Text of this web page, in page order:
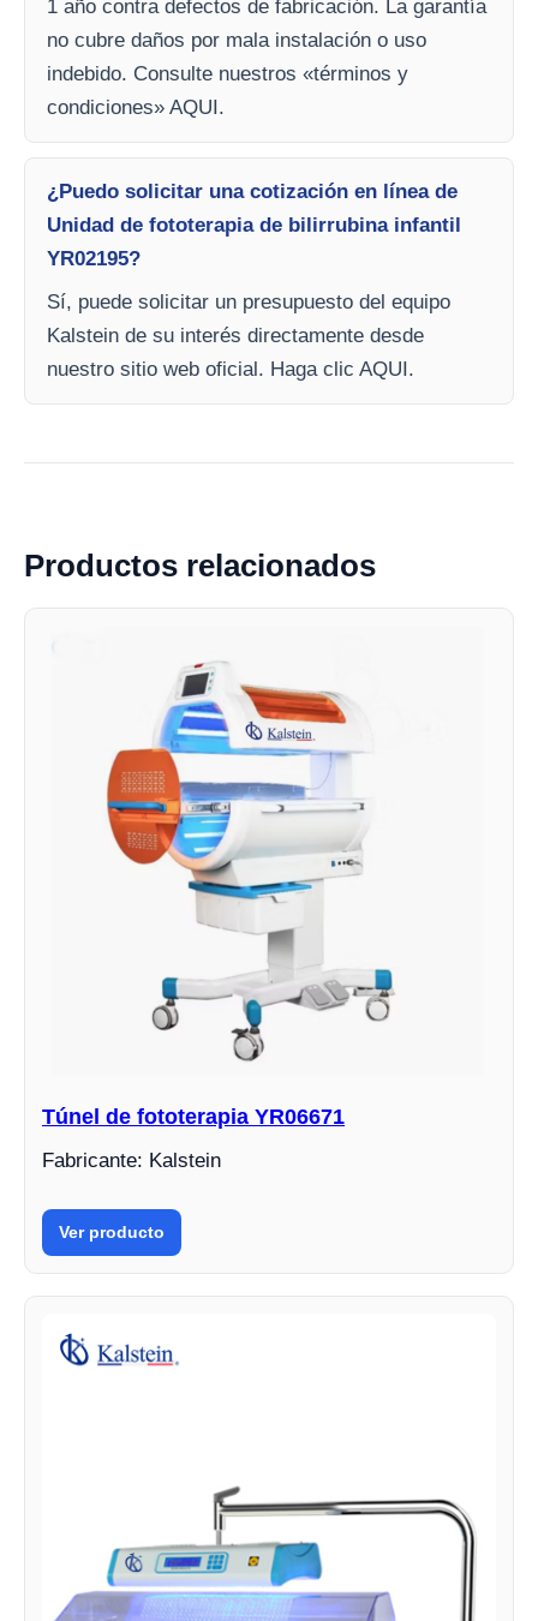
1 año contra defectos de fabricación. La garantía
no cubre daños por mala instalación o uso
indebido. Consulte nuestros «términos y
condiciones» AQUI.
¿Puedo solicitar una cotización en línea de
Unidad de fototerapia de bilirrubina infantil
YR02195?
Sí, puede solicitar un presupuesto del equipo
Kalstein de su interés directamente desde
nuestro sitio web oficial. Haga clic AQUI.
Productos relacionados
Túnel de fototerapia YR06671
Fabricante: Kalstein
Ver producto